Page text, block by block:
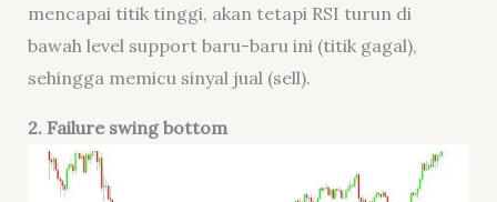
mencapai titik tinggi, akan tetapi RSI turun di
bawah level support baru-baru ini (titik gagal),
sehingga memicu sinyal jual (sell).
2. Failure swing bottom